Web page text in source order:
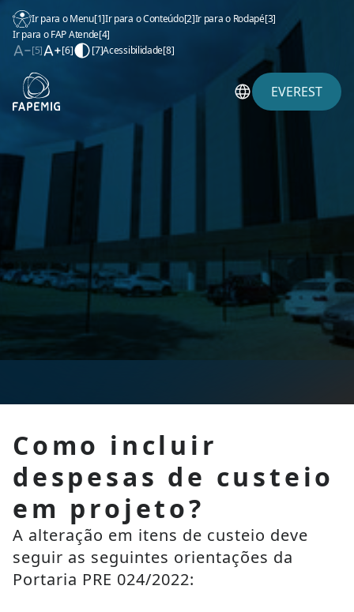
Ir para o Menu[1]Ir para o Conteúdo[2]Ir para o Rodapé[3]
Ir para o FAP Atende[4]
[5]
[6] [7]Acessibilidade[8]
EVEREST
Como incluir
despesas de custeio
em projeto?
A alteração em itens de custeio deve
seguir as seguintes orientações da
Portaria PRE 024/2022: